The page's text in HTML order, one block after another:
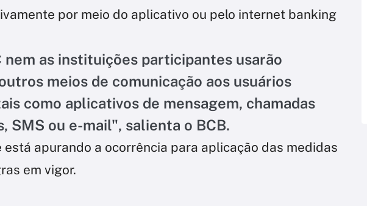
por meio do aplicativo ou pelo internet banking
nem as instituições participantes usarão
meios de comunicação aos usuários
como aplicativos de mensagem, chamadas
SMS ou e-mail", salienta o BCB.
está apurando a ocorrência para aplicação das medidas
em vigor.